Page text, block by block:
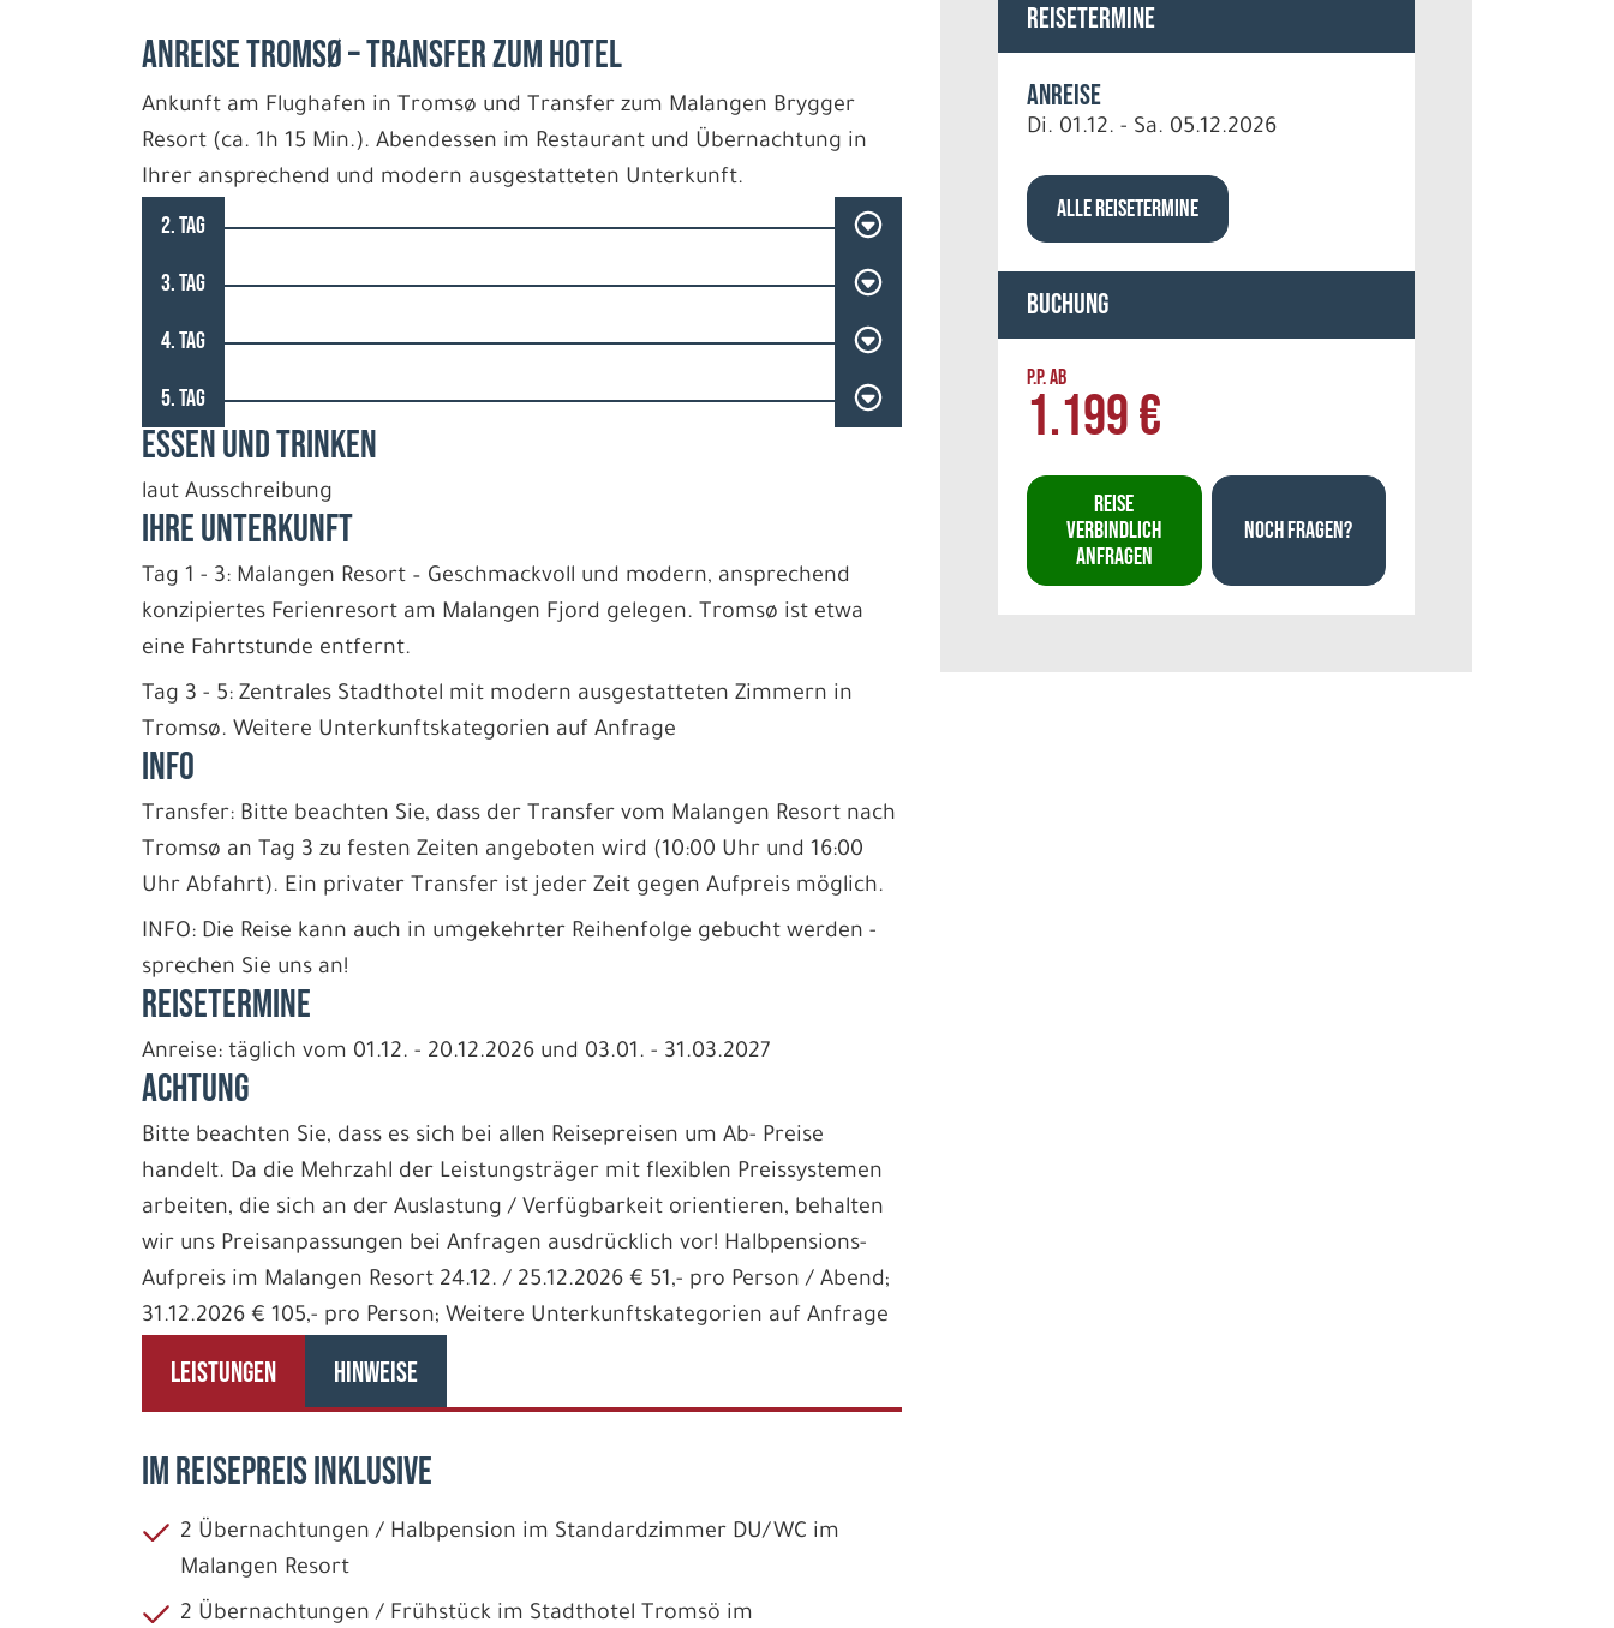
ANREISE TROMSØ – TRANSFER ZUM HOTEL
Ankunft am Flughafen in Tromsø und Transfer zum Malangen Brygger
Resort (ca. 1h 15 Min.). Abendessen im Restaurant und Übernachtung in
Ihrer ansprechend und modern ausgestatteten Unterkunft.
2. TAG
3. TAG
4. TAG
5. TAG
ESSEN UND TRINKEN
laut Ausschreibung
IHRE UNTERKUNFT
Tag 1 - 3: Malangen Resort – Geschmackvoll und modern, ansprechend
konzipiertes Ferienresort am Malangen Fjord gelegen. Tromsø ist etwa
eine Fahrtstunde entfernt.
Tag 3 - 5: Zentrales Stadthotel mit modern ausgestatteten Zimmern in
Tromsø. Weitere Unterkunftskategorien auf Anfrage
INFO
Transfer: Bitte beachten Sie, dass der Transfer vom Malangen Resort nach
Tromsø an Tag 3 zu festen Zeiten angeboten wird (10:00 Uhr und 16:00
Uhr Abfahrt). Ein privater Transfer ist jeder Zeit gegen Aufpreis möglich.
INFO: Die Reise kann auch in umgekehrter Reihenfolge gebucht werden -
sprechen Sie uns an!
REISETERMINE
Anreise: täglich vom 01.12. - 20.12.2026 und 03.01. - 31.03.2027
ACHTUNG
Bitte beachten Sie, dass es sich bei allen Reisepreisen um Ab- Preise
handelt. Da die Mehrzahl der Leistungsträger mit flexiblen Preissystemen
arbeiten, die sich an der Auslastung / Verfügbarkeit orientieren, behalten
wir uns Preisanpassungen bei Anfragen ausdrücklich vor! Halbpensions-
Aufpreis im Malangen Resort 24.12. / 25.12.2026 € 51,- pro Person / Abend;
31.12.2026 € 105,- pro Person; Weitere Unterkunftskategorien auf Anfrage
LEISTUNGEN HINWEISE
IM REISEPREIS INKLUSIVE
2 Übernachtungen / Halbpension im Standardzimmer DU/WC im
Malangen Resort
2 Übernachtungen / Frühstück im Stadthotel Tromsö im
Reisetermine
Anreise
Di. 01.12. - Sa. 05.12.2026
ALLE REISETERMINE
Buchung
P.P. AB
1.199 €
REISE
VERBINDLICH
ANFRAGEN
NOCH FRAGEN?